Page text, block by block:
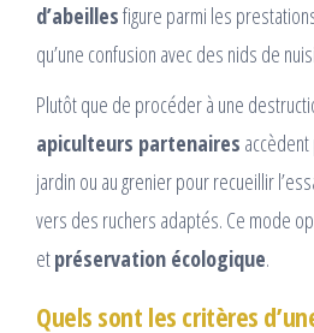
d’abeillesfigure parmi les
qu’une confusion avec des nids de
Plutôt que de procéder à une
apiculteurs partenaires
jardin ou au grenier pour recueillir
vers des ruchers adaptés. Ce mode
etpréservation écologique.
Quels sont les critères